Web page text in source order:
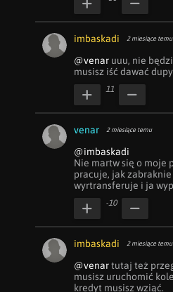
imbaskadi 2 miesiące temu
@venar uuu, nie
musisz iść dawać
11
venar 2 miesiące temu
@imbaskadi
Nie martw się o moje
pracuje, jak
wyrtransferuje i ja
-10
imbaskadi 2 miesiące temu
@venar tutaj też
musisz uruchomić
kredyt musisz wziąć.